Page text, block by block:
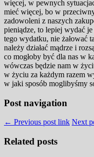
więcej, w pewnych
mieć więcej, bo w
zadowoleni z naszych
pieniądze, to lepiej wydać
tego wydatku, nie żałować
należy działać mądrze i
co mogłoby być dla nas w
wówczas będzie nam w
w życiu za każdym razem
w jaki sposób moglibyśmy
Post navigation
← Previous post link Next
Related posts